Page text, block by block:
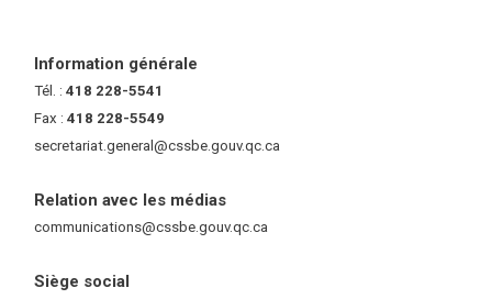
Information générale
Tél. :418 228-5541
Fax :418 228-5549
secretariat.general@cssbe.gouv.qc.ca
Relation avec les médias
communications@cssbe.gouv.qc.ca
Siège social